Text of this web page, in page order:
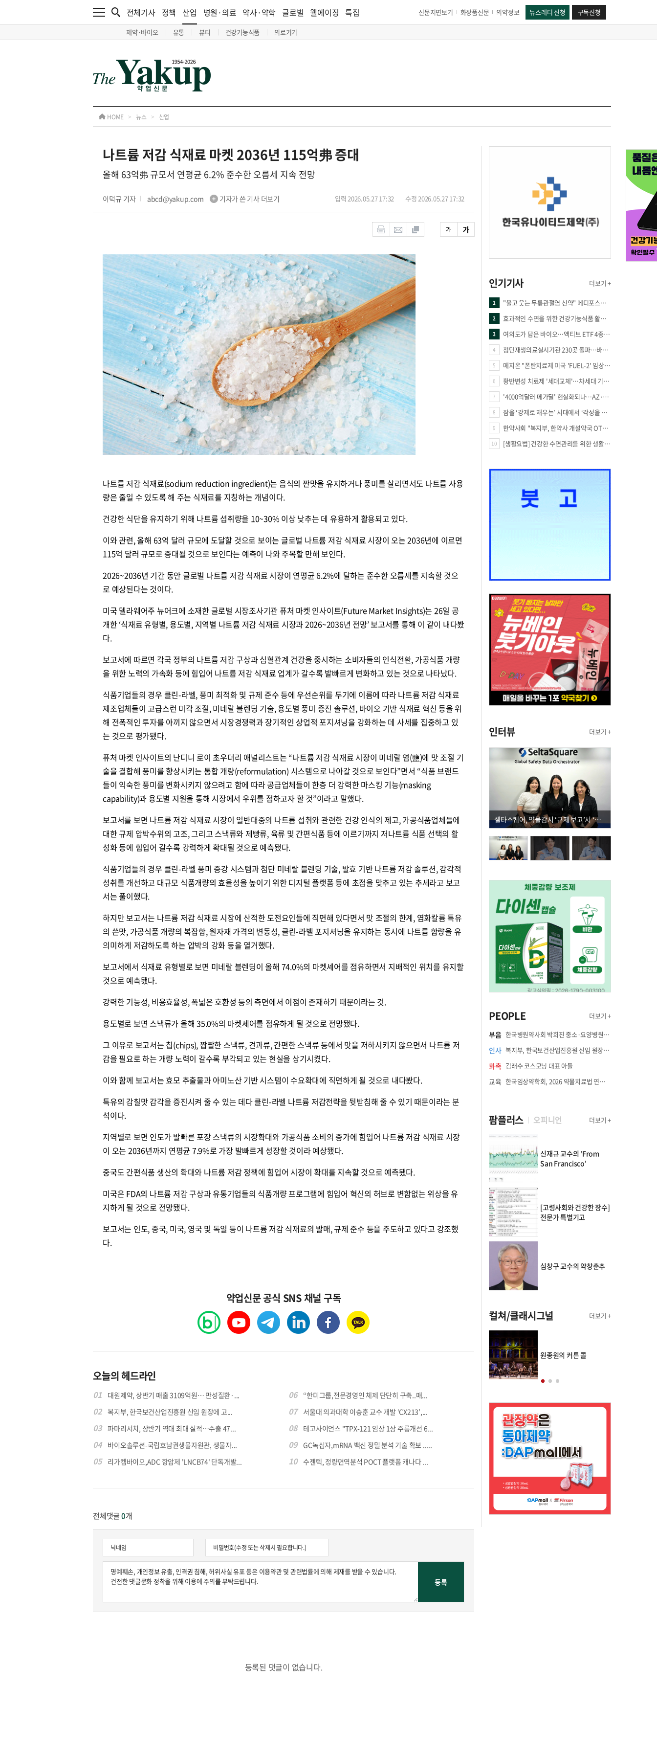
전체기사 정책 산업
제약·바이오 유통 뷰티 건강기능식품 의료기기
병원·의료 약사·약학 글로벌 웰에이징 특집 신문지면보기 화장품신문 의약정보 뉴스레터 신청 구독신청
HOME > 뉴스 > 산업
나트륨 저감 식재료 마켓 2036년 115억弗 증대
올해 63억弗 규모서 연평균 6.2% 준수한 오름세 지속 전망
이덕규 기자 abcd@yakup.com 기자가 쓴 기사 더보기 입력 2026.05.27 17:32 수정 2026.05.27 17:32
나트륨 저감 식재료(sodium reduction ingredient)는 음식의 짠맛을 유지하거나 풍미를 살리면서도 나트륨 사용
량은 줄일 수 있도록 해 주는 식재료를 지칭하는 개념이다.
건강한 식단을 유지하기 위해 나트륨 섭취량을 10~30% 이상 낮추는 데 유용하게 활용되고 있다.
이와 관련, 올해 63억 달러 규모에 도달할 것으로 보이는 글로벌 나트륨 저감 식재료 시장이 오는 2036년에 이르면
115억 달러 규모로 증대될 것으로 보인다는 예측이 나와 주목할 만해 보인다.
2026~2036년 기간 동안 글로벌 나트륨 저감 식재료 시장이 연평균 6.2%에 달하는 준수한 오름세를 지속할 것으
로 예상된다는 것이다.
미국 델라웨어주 뉴어크에 소재한 글로벌 시장조사기관 퓨처 마켓 인사이트(Future Market Insights)는 26일 공
개한 ‘식재료 유형별, 용도별, 지역별 나트륨 저감 식재료 시장과 2026~2036년 전망’ 보고서를 통해 이 같이 내다봤
다.
보고서에 따르면 각국 정부의 나트륨 저감 구상과 심혈관계 건강을 중시하는 소비자들의 인식전환, 가공식품 개량
을 위한 노력의 가속화 등에 힘입어 나트륨 저감 식재료 업계가 갈수록 발빠르게 변화하고 있는 것으로 나타났다.
식품기업들의 경우 클린-라벨, 풍미 최적화 및 규제 준수 등에 우선순위를 두기에 이름에 따라 나트륨 저감 식재료
제조업체들이 고급스런 미각 조절, 미네랄 블렌딩 기술, 용도별 풍미 증진 솔루션, 바이오 기반 식재료 혁신 등을 위
해 전폭적인 투자를 아끼지 않으면서 시장경쟁력과 장기적인 상업적 포지셔닝을 강화하는 데 사세를 집중하고 있
는 것으로 평가됐다.
퓨처 마켓 인사이트의 난디니 로이 초우더리 애널리스트는 “나트륨 저감 식재료 시장이 미네랄 염(鹽)에 맛 조절 기
술을 결합해 풍미를 향상시키는 통합 개량(reformulation) 시스템으로 나아갈 것으로 보인다”면서 “식품 브랜드
들이 익숙한 풍미를 변화시키지 않으려고 함에 따라 공급업체들이 한층 더 강력한 마스킹 기능(masking
capability)과 용도별 지원을 통해 시장에서 우위를 점하고자 할 것”이라고 말했다.
보고서를 보면 나트륨 저감 식재료 시장이 일반대중의 나트륨 섭취와 관련한 건강 인식의 제고, 가공식품업체들에
대한 규제 압박수위의 고조, 그리고 스낵류와 제빵류, 육류 및 간편식품 등에 이르기까지 저나트륨 식품 선택의 활
성화 등에 힘입어 갈수록 강력하게 확대될 것으로 예측됐다.
식품기업들의 경우 클린-라벨 풍미 증강 시스템과 첨단 미네랄 블렌딩 기술, 발효 기반 나트륨 저감 솔루션, 감각적
성취를 개선하고 대규모 식품개량의 효율성을 높이기 위한 디지털 플랫폼 등에 초점을 맞추고 있는 추세라고 보고
서는 풀이했다.
하지만 보고서는 나트륨 저감 식재료 시장에 산적한 도전요인들에 직면해 있다면서 맛 조절의 한계, 염화칼륨 특유
의 쓴맛, 가공식품 개량의 복잡함, 원자재 가격의 변동성, 클린-라벨 포지셔닝을 유지하는 동시에 나트륨 함량을 유
의미하게 저감하도록 하는 압박의 강화 등을 열거했다.
보고서에서 식재료 유형별로 보면 미네랄 블렌딩이 올해 74.0%의 마켓셰어를 점유하면서 지배적인 위치를 유지할
것으로 예측됐다.
강력한 기능성, 비용효율성, 폭넓은 호환성 등의 측면에서 이점이 존재하기 때문이라는 것.
용도별로 보면 스낵류가 올해 35.0%의 마켓셰어를 점유하게 될 것으로 전망됐다.
그 이유로 보고서는 칩(chips), 짭짤한 스낵류, 견과류, 간편한 스낵류 등에서 맛을 저하시키지 않으면서 나트륨 저
감을 필요로 하는 개량 노력이 갈수록 부각되고 있는 현실을 상기시켰다.
이와 함께 보고서는 효모 추출물과 아미노산 기반 시스템이 수요확대에 직면하게 될 것으로 내다봤다.
특유의 감칠맛 감각을 증진시켜 줄 수 있는 데다 클린-라벨 나트륨 저감전략을 뒷받침해 줄 수 있기 때문이라는 분
석이다.
지역별로 보면 인도가 발빠른 포장 스낵류의 시장확대와 가공식품 소비의 증가에 힘입어 나트륨 저감 식재료 시장
이 오는 2036년까지 연평균 7.9%로 가장 발빠르게 성장할 것이라 예상됐다.
중국도 간편식품 생산의 확대와 나트륨 저감 정책에 힘입어 시장이 확대를 지속할 것으로 예측됐다.
미국은 FDA의 나트륨 저감 구상과 유통기업들의 식품개량 프로그램에 힘입어 혁신의 허브로 변함없는 위상을 유
지하게 될 것으로 전망됐다.
보고서는 인도, 중국, 미국, 영국 및 독일 등이 나트륨 저감 식재료의 발매, 규제 준수 등을 주도하고 있다고 강조했
다.
약업신문 공식 SNS 채널 구독
오늘의 헤드라인
01 대원제약, 상반기 매출 3109억원… 만성질환·...
02 복지부, 한국보건산업진흥원 신임 원장에 고...
03 파마리서치, 상반기 역대 최대 실적…수출 47...
04 바이오솔루션-국립호남권생물자원관, 생물자...
05 리가켐바이오,ADC 항암제 'LNCB74' 단독개발...
06 “한미그룹,전문경영인 체제 단단히 구축..매...
07 서울대 의과대학 이승훈 교수 개발 ‘CX213’,...
08 테고사이언스 "TPX-121 임상 1상 주름개선 6...
09 GC녹십자,mRNA 백신 정밀 분석 기술 확보 .....
10 수젠텍, 정량면역분석 POCT 플랫폼 캐나다 ...
전체댓글0개
등록된 댓글이 없습니다.
인기기사 더보기 +
1 "울고 웃는 무릎관절염 신약" 메디포스트·강스템·네이처셀 전진, 코오롱티슈진 반전 과제
2 효과적인 수면을 위한 건강기능식품 활용법
3 여의도가 담은 바이오…액티브 ETF 4종의 선택은
4 첨단재생의료실시기관 230곳 돌파…바이오 새 시장 꿈틀
5 메지온 "폰탄치료제 미국 'FUEL-2' 임상 프로토콜 영국 승인"
6 황반변성 치료제 '세대교체'…차세대 기전 경쟁 본격화
7 '4000억달러 메가딜' 현실화되나…AZ·BMS 합병설에 글로벌 제약업계 촉각
8 잠을 ‘강제로 재우는’ 시대에서 ‘각성을 낮추는’ 시대로
9 한약사회 "복지부, 한약사 개설약국 OTC 공급 방해 더는 방관 말아야"
10 [생활요법] 건강한 수면관리를 위한 생활요법
인터뷰 더보기 +
셀타스퀘어, 약물감시 ‘규제 보고’서 ‘데이터 의사결정’으로 "PVX 전환 요구 커진다"
PEOPLE 더보기 +
부음 한국병원약사회 박희진 중소·요양병원이사(충청북도 청주의료원 약제팀장) 부친상
인사 복지부, 한국보건산업진흥원 신임 원장에 고상백 교수 임명
화촉 김래수 코스모닝 대표 아들
교육 한국임상약학회, 2026 약물치료법 연수강좌 8월 21일 개최
팜플러스 오피니언 더보기 +
신재규 교수의 'From
San Francisco'
[고령사회와 건강한 장수]
전문가 특별기고
심창구 교수의 약창춘추
컬쳐/클래시그널 더보기 +
원종원의 커튼 콜